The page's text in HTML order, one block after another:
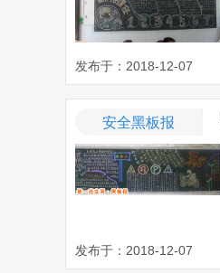
发布于：2018-12-07
安全黑板报
发布于：2018-12-07